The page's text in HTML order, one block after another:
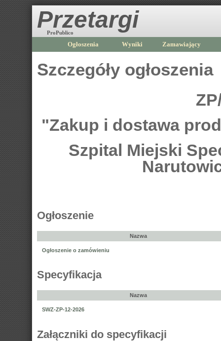
Przetargi
ProPublico
Ogłoszenia Wyniki Zamawiający
Szczegóły ogłoszenia
"Zakup i dostawa
Szpital Miejski
Ogłoszenie
Nazwa
Ogłoszenie o zamówieniu
Specyfikacja
Nazwa
SWZ-ZP-12-2026
Załączniki do specyfikacji